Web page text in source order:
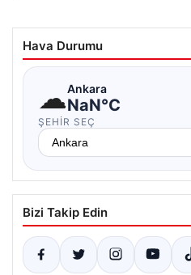
Hava Durumu
☁Ankara
NaN°C
ŞEHIR SEÇ
Bizi Takip Edin